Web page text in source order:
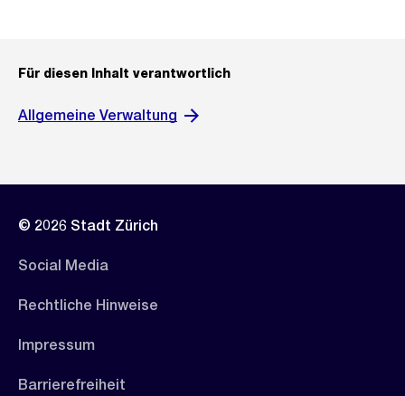
Für diesen Inhalt verantwortlich
Allgemeine Verwaltung
© 2026 Stadt Zürich
Social Media
Rechtliche Hinweise
Impressum
Barrierefreiheit